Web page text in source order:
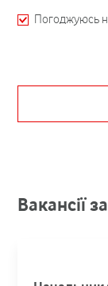
Вакансії
Погоджуюсь